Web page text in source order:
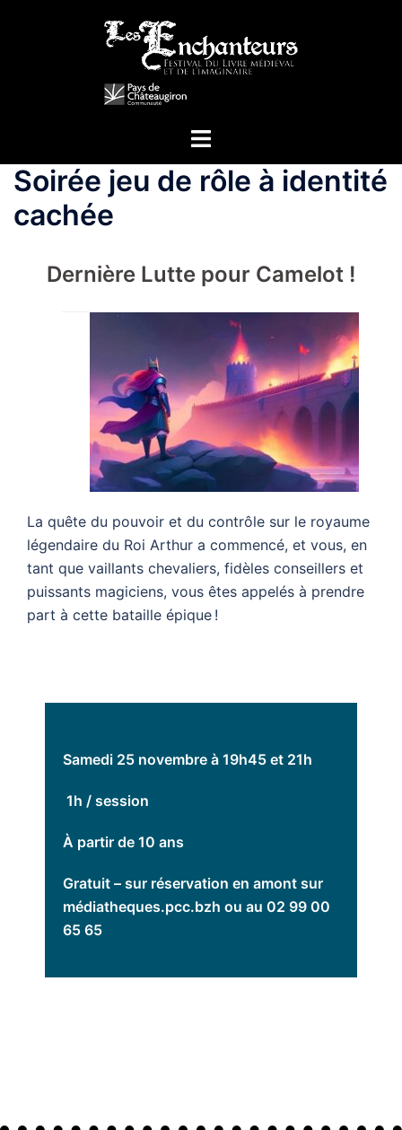
Ouvrir/fermer
menu
Soirée jeu de rôle à identité
cachée
Dernière Lutte pour Camelot !
La quête du pouvoir et du contrôle sur le royaume
légendaire du Roi Arthur a commencé, et vous, en
tant que vaillants chevaliers, fidèles conseillers et
puissants magiciens, vous êtes appelés à prendre
part à cette bataille épique !
Samedi 25 novembre à 19h45 et 21h
1h / session
À partir de 10 ans
Gratuit – sur réservation en amont sur
médiatheques.pcc.bzh ou au 02 99 00
65 65